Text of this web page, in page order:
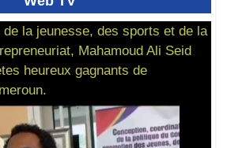
la jeunesse, des sports et de la
Mahamoud Ali Seid
heureux gagnants de